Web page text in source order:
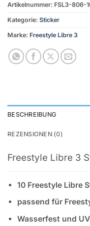
Artikelnummer: FSL3-806-
Kategorie: Sticker
Marke: Freestyle Libre 3
BESCHREIBUNG
REZENSIONEN (0)
Freestyle Libre 3
10 Freestyle Libre
passend für
Wasserfest und